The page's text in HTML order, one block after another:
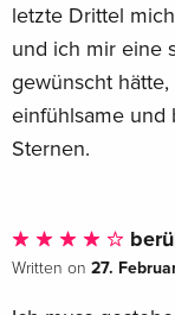
letzte Drittel
und ich mir eine
gewünscht
einfühlsame und
Sternen.
Written on 27.